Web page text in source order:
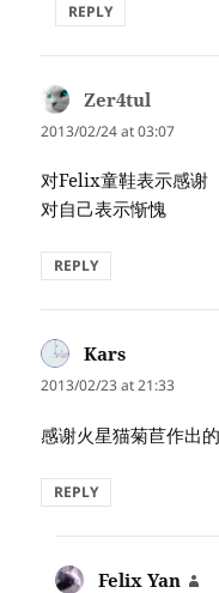
REPLY
Zer4tul
2013/02/24 at 03:07
对Felix童鞋表示感谢
对自己表示惭愧
REPLY
Kars
2013/02/23 at 21:33
感谢火星猫菊苣作出
REPLY
Felix Yan